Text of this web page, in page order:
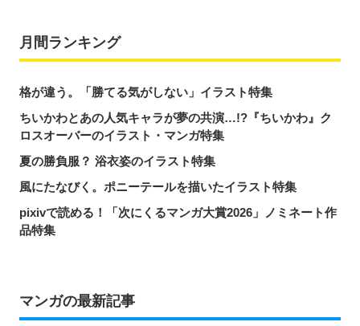
月間ランキング
格が違う。「勝てる気がしない」イラスト特集
ちいかわとあの人気キャラが夢の共演…!?『ちいかわ』ク
ロスオーバーのイラスト・マンガ特集
夏の勝負服？ 浴衣姿のイラスト特集
風にたなびく。ポニーテールを描いたイラスト特集
pixivで読める！「次にくるマンガ大賞2026」ノミネート作
品特集
マンガの最新記事